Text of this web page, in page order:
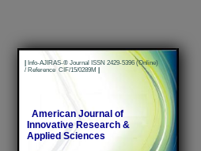
| Info-AJIRAS-® Journal ISSN 2429-5396 (Online)
/ Reference CIF/15/0289M |
American Journal of
Innovative Research &
Applied Sciences